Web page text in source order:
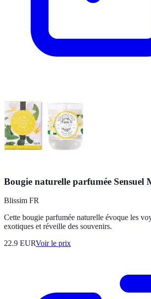
Bougie naturelle parfumée Sensuel
Blissim FR
Cette bougie parfumée naturelle évoque les
exotiques et réveille des souvenirs.
22.9 EURVoir le prix